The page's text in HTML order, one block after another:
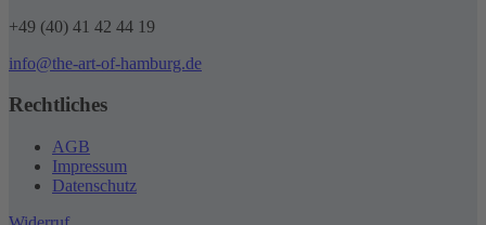
+49 (40) 41 42 44 19
info@the-art-of-hamburg.de
Rechtliches
AGB
Impressum
Datenschutz